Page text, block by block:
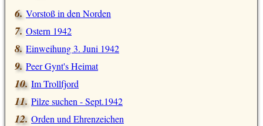
Vorstoß in den Norden
Ostern 1942
Einweihung 3. Juni 1942
Peer Gynt's Heimat
Im Trollfjord
Pilze suchen - Sept.1942
Orden und Ehrenzeichen